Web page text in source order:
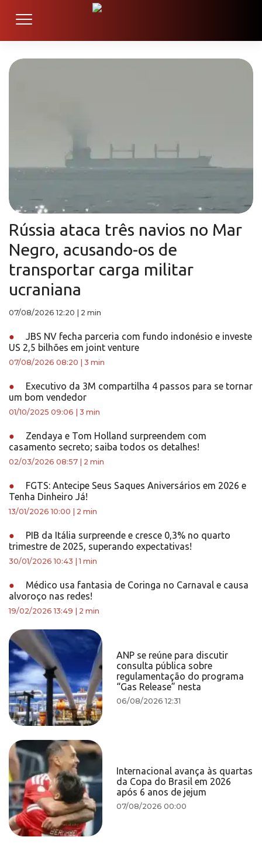
Rússia ataca três navios no Mar
Negro, acusando-os de
transportar carga militar
ucraniana
07/08/2026 12:20 2 min
●
JBS NV fecha parceria com fundo indonésio e investe
US 2,5 bilhões em joint venture
07/08/2026 08:20 3 min
●
Executivo da 3M compartilha 4 passos para se tornar
um bom vendedor
01/10/2025 09:06 3 min
●
Zendaya e Tom Holland surpreendem com
casamento secreto; saiba todos os detalhes!
02/03/2026 08:57 2 min
●
FGTS: Antecipe Seus Saques Aniversários em 2026 e
Tenha Dinheiro Já!
13/01/2026 10:00 2 min
●
PIB da Itália surpreende e cresce 0,3% no quarto
trimestre de 2025, superando expectativas!
30/01/2026 10:43 |1 min
●
Médico usa fantasia de Coringa no Carnaval e causa
alvoroço nas redes!
19/02/2026 13:49 2 min
ANP se reúne para discutir
consulta pública sobre
regulamentação do programa
“Gas Release” nesta
06/08/2026 12:31
Internacional avança às quartas
da Copa do Brasil em 2026
após 6 anos de jejum
07/08/2026 00:00